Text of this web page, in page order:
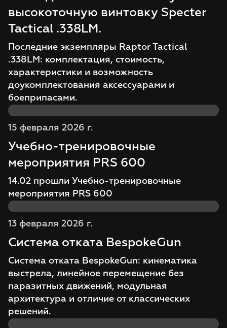
высокоточную винтовку Specter
Tactical .338LM.
Последние экземпляры Raptor Tactical
.338LM: комплектация, стоимость,
характеристики и возможность
доукомплектования аксессуарами и
боеприпасами.
15 февраля 2026 г.
Учебно-тренировочные
мероприятия PRS 600
14.02 прошли Учебно-тренировочные
мероприятия PRS 600
13 февраля 2026 г.
Система отката BespokeGun
Система отката BespokeGun: кинематика
выстрела, линейное перемещение без
паразитных движений, модульная
архитектура и отличие от классических
решений.